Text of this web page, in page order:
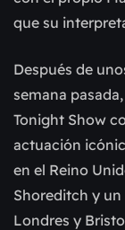
que su
Después de
semana
Tonight Show
actuación
en el Reino
Shoreditch y un
Londres y